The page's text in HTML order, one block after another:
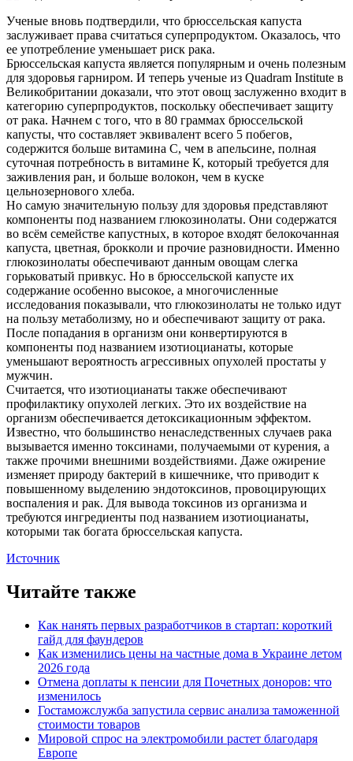
Ученые вновь подтвердили, что брюссельская капуста
заслуживает права считаться суперпродуктом. Оказалось, что
ее употребление уменьшает риск рака.
Брюссельская капуста является популярным и очень полезным
для здоровья гарниром. И теперь ученые из Quadram Institute в
Великобритании доказали, что этот овощ заслуженно входит в
категорию суперпродуктов, поскольку обеспечивает защиту
от рака. Начнем с того, что в 80 граммах брюссельской
капусты, что составляет эквивалент всего 5 побегов,
содержится больше витамина C, чем в апельсине, полная
суточная потребность в витамине К, который требуется для
заживления ран, и больше волокон, чем в куске
цельнозернового хлеба.
Но самую значительную пользу для здоровья представляют
компоненты под названием глюкозинолаты. Они содержатся
во всём семействе капустных, в которое входят белокочанная
капуста, цветная, брокколи и прочие разновидности. Именно
глюкозинолаты обеспечивают данным овощам слегка
горьковатый привкус. Но в брюссельской капусте их
содержание особенно высокое, а многочисленные
исследования показывали, что глюкозинолаты не только идут
на пользу метаболизму, но и обеспечивают защиту от рака.
После попадания в организм они конвертируются в
компоненты под названием изотиоцианаты, которые
уменьшают вероятность агрессивных опухолей простаты у
мужчин.
Считается, что изотиоцианаты также обеспечивают
профилактику опухолей легких. Это их воздействие на
организм обеспечивается детоксикационным эффектом.
Известно, что большинство ненаследственных случаев рака
вызывается именно токсинами, получаемыми от курения, а
также прочими внешними воздействиями. Даже ожирение
изменяет природу бактерий в кишечнике, что приводит к
повышенному выделению эндотоксинов, провоцирующих
воспаления и рак. Для вывода токсинов из организма и
требуются ингредиенты под названием изотиоцианаты,
которыми так богата брюссельская капуста.
Источник
Читайте также
Как нанять первых разработчиков в стартап: короткий
гайд для фаундеров
Как изменились цены на частные дома в Украине летом
2026 года
Отмена доплаты к пенсии для Почетных доноров: что
изменилось
Гостаможслужба запустила сервис анализа таможенной
стоимости товаров
Мировой спрос на электромобили растет благодаря
Европе